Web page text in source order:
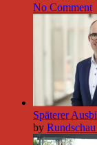
No Comment
Späterer
by